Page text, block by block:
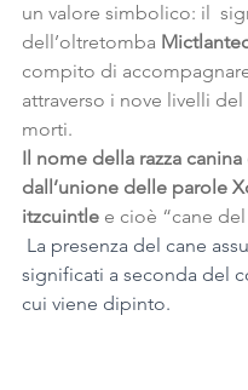
un valore simbolico: il
dell’oltretomba
compito di
attraverso i nove livelli
morti.
Il nome della razza canina
dall’unione delle parole
itzcuintle e cioè “cane
La presenza del cane
significati a seconda del
cui viene dipinto.